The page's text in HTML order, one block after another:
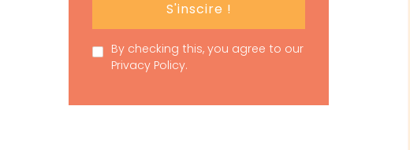
By checking this, you agree to our
Privacy Policy.